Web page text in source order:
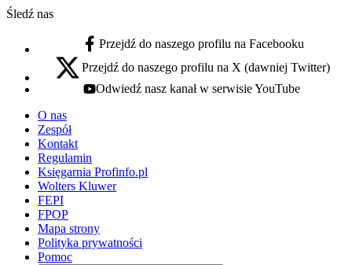
Śledź nas
facebook - otwiera się w nowej karcie
Przejdź do naszego profilu na Facebooku
x - otwiera się w nowej karcie
Przejdź do naszego profilu na X (dawniej Twitter)
youtube - otwiera się w nowej karcie
Odwiedź nasz kanał w serwisie YouTube
O nas
Zespół
Kontakt
Regulamin
Księgarnia Profinfo.pl
Wolters Kluwer
FEPI
FPOP
Mapa strony
Polityka prywatności
Pomoc